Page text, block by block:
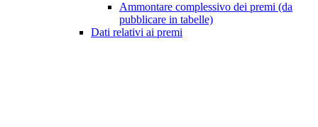
Ammontare complessivo dei premi (da
pubblicare in tabelle)
Dati relativi ai premi